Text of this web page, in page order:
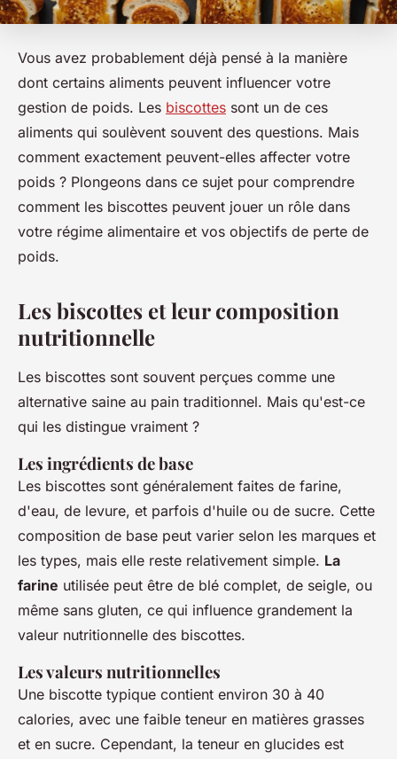
Vous avez probablement déjà pensé à la manière
dont certains aliments peuvent influencer votre
gestion de poids. Les biscottes sont un de ces
aliments qui soulèvent souvent des questions. Mais
comment exactement peuvent-elles affecter votre
poids ? Plongeons dans ce sujet pour comprendre
comment les biscottes peuvent jouer un rôle dans
votre régime alimentaire et vos objectifs de perte de
poids.
Les biscottes et leur composition
nutritionnelle
Les biscottes sont souvent perçues comme une
alternative saine au pain traditionnel. Mais qu'est-ce
qui les distingue vraiment ?
Les ingrédients de base
Les biscottes sont généralement faites de farine,
d'eau, de levure, et parfois d'huile ou de sucre. Cette
composition de base peut varier selon les marques et
les types, mais elle reste relativement simple. La
farine utilisée peut être de blé complet, de seigle, ou
même sans gluten, ce qui influence grandement la
valeur nutritionnelle des biscottes.
Les valeurs nutritionnelles
Une biscotte typique contient environ 30 à 40
calories, avec une faible teneur en matières grasses
et en sucre. Cependant, la teneur en glucides est